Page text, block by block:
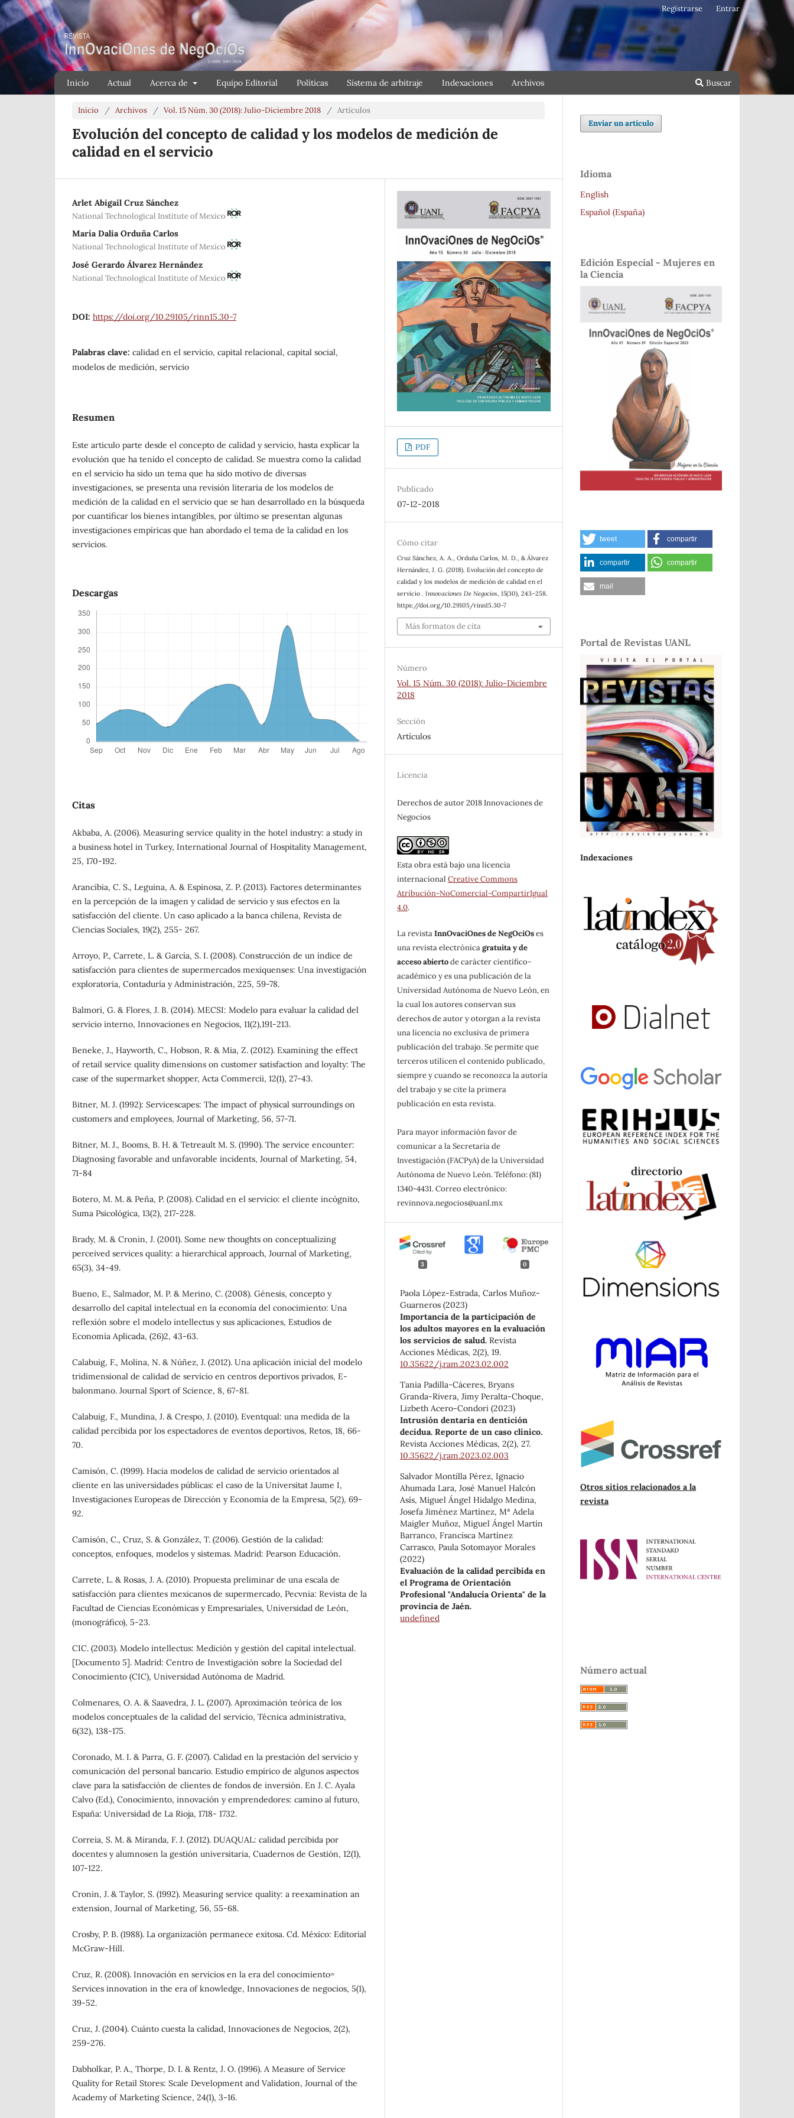
Inicio Actual Acerca de Equipo Editorial Políticas Sistema de arbitraje Indexaciones Archivos Buscar
Registrarse Entrar
Inicio / Archivos / Vol. 15 Núm. 30 (2018): Julio-Diciembre 2018 / Artículos
Evolución del concepto de calidad y los modelos de medición de
calidad en el servicio
Arlet Abigail Cruz Sánchez
National Technological Institute of Mexico
María Dalia Orduña Carlos
National Technological Institute of Mexico
José Gerardo Álvarez Hernández
National Technological Institute of Mexico
DOI: https://doi.org/10.29105/rinn15.30-7
Palabras clave: calidad en el servicio, capital relacional, capital social,
modelos de medición, servicio
Resumen
Este articulo parte desde el concepto de calidad y servicio, hasta explicar la
evolución que ha tenido el concepto de calidad. Se muestra como la calidad
en el servicio ha sido un tema que ha sido motivo de diversas
investigaciones, se presenta una revisión literaria de los modelos de
medición de la calidad en el servicio que se han desarrollado en la búsqueda
por cuantificar los bienes intangibles, por último se presentan algunas
investigaciones empíricas que han abordado el tema de la calidad en los
servicios.
Descargas
Citas
Akbaba, A. (2006). Measuring service quality in the hotel industry: a study in
a business hotel in Turkey, International Journal of Hospitality Management,
25, 170-192.
Arancibia, C. S., Leguina, A. & Espinosa, Z. P. (2013). Factores determinantes
en la percepción de la imagen y calidad de servicio y sus efectos en la
satisfacción del cliente. Un caso aplicado a la banca chilena, Revista de
Ciencias Sociales, 19(2), 255- 267.
Arroyo, P., Carrete, L. & García, S. I. (2008). Construcción de un índice de
satisfacción para clientes de supermercados mexiquenses: Una investigación
exploratoria, Contaduría y Administración, 225, 59-78.
Balmori, G. & Flores, J. B. (2014). MECSI: Modelo para evaluar la calidad del
servicio interno, Innovaciones en Negocios, 11(2),191-213.
Beneke, J., Hayworth, C., Hobson, R. & Mia, Z. (2012). Examining the effect
of retail service quality dimensions on customer satisfaction and loyalty: The
case of the supermarket shopper, Acta Commercii, 12(1), 27-43.
Bitner, M. J. (1992): Servicescapes: The impact of physical surroundings on
customers and employees, Journal of Marketing, 56, 57-71.
Bitner, M. J., Booms, B. H. & Tetreault M. S. (1990). The service encounter:
Diagnosing favorable and unfavorable incidents, Journal of Marketing, 54,
71-84
Botero, M. M. & Peña, P. (2008). Calidad en el servicio: el cliente incógnito,
Suma Psicológica, 13(2), 217-228.
Brady, M. & Cronin, J. (2001). Some new thoughts on conceptualizing
perceived services quality: a hierarchical approach, Journal of Marketing,
65(3), 34-49.
Bueno, E., Salmador, M. P. & Merino, C. (2008). Génesis, concepto y
desarrollo del capital intelectual en la economía del conocimiento: Una
reflexión sobre el modelo intellectus y sus aplicaciones, Estudios de
Economía Aplicada, (26)2, 43-63.
Calabuig, F., Molina, N. & Núñez, J. (2012). Una aplicación inicial del modelo
tridimensional de calidad de servicio en centros deportivos privados, E-
balonmano. Journal Sport of Science, 8, 67-81.
Calabuig, F., Mundina, J. & Crespo, J. (2010). Eventqual: una medida de la
calidad percibida por los espectadores de eventos deportivos, Retos, 18, 66-
70.
Camisón, C. (1999). Hacia modelos de calidad de servicio orientados al
cliente en las universidades públicas: el caso de la Universitat Jaume I,
Investigaciones Europeas de Dirección y Economía de la Empresa, 5(2), 69-
92.
Camisón, C., Cruz, S. & González, T. (2006). Gestión de la calidad:
conceptos, enfoques, modelos y sistemas. Madrid: Pearson Educación.
Carrete, L. & Rosas, J. A. (2010). Propuesta preliminar de una escala de
satisfacción para clientes mexicanos de supermercado, Pecvnia: Revista de la
Facultad de Ciencias Económicas y Empresariales, Universidad de León,
(monográfico), 5-23.
CIC. (2003). Modelo intellectus: Medición y gestión del capital intelectual.
[Documento 5]. Madrid: Centro de Investigación sobre la Sociedad del
Conocimiento (CIC), Universidad Autónoma de Madrid.
Colmenares, O. A. & Saavedra, J. L. (2007). Aproximación teórica de los
modelos conceptuales de la calidad del servicio, Técnica administrativa,
6(32), 138-175.
Coronado, M. I. & Parra, G. F. (2007). Calidad en la prestación del servicio y
comunicación del personal bancario. Estudio empírico de algunos aspectos
clave para la satisfacción de clientes de fondos de inversión. En J. C. Ayala
Calvo (Ed.), Conocimiento, innovación y emprendedores: camino al futuro,
España: Universidad de La Rioja, 1718- 1732.
Correia, S. M. & Miranda, F. J. (2012). DUAQUAL: calidad percibida por
docentes y alumnosen la gestión universitaria, Cuadernos de Gestión, 12(1),
107-122.
Cronin, J. & Taylor, S. (1992). Measuring service quality: a reexamination an
extension, Journal of Marketing, 56, 55-68.
Crosby, P. B. (1988). La organización permanece exitosa. Cd. México: Editorial
McGraw-Hill.
Cruz, R. (2008). Innovación en servicios en la era del conocimiento=
Services innovation in the era of knowledge, Innovaciones de negocios, 5(1),
39-52.
Cruz, J. (2004). Cuánto cuesta la calidad, Innovaciones de Negocios, 2(2),
259-276.
Dabholkar, P. A., Thorpe, D. I. & Rentz, J. O. (1996). A Measure of Service
Quality for Retail Stores: Scale Development and Validation, Journal of the
Academy of Marketing Science, 24(1), 3-16.
PDF
Publicado
07-12-2018
Cómo citar
Cruz Sánchez, A. A., Orduña Carlos, M. D., & Álvarez
Hernández, J. G. (2018). Evolución del concepto de
calidad y los modelos de medición de calidad en el
servicio .Innovaciones De Negocios,15(30), 243–258.
https://doi.org/10.29105/rinn15.30-7
Más formatos de cita
Número
Vol. 15 Núm. 30 (2018): Julio-Diciembre
2018
Sección
Artículos
Licencia
Derechos de autor 2018 Innovaciones de
Negocios
Esta obra está bajo una licencia
internacionalCreative Commons
Atribución-NoComercial-CompartirIgual
4.0.
La revistaInnOvaciOnes de NegOciOses
una revista electrónicagratuita y de
acceso abiertode carácter científico-
académico y es una publicación de la
Universidad Autónoma de Nuevo León, en
la cual los autores conservan sus
derechos de autor y otorgan a la revista
una licencia no exclusiva de primera
publicación del trabajo. Se permite que
terceros utilicen el contenido publicado,
siempre y cuando se reconozca la autoría
del trabajo y se cite la primera
publicación en esta revista.
Para mayor información favor de
comunicar a la Secretaria de
Investigación (FACPyA) de la Universidad
Autónoma de Nuevo León. Teléfono: (81)
1340-4431. Correo electrónico:
revinnova.negocios@uanl.mx
3 0
Paola López-Estrada, Carlos Muñoz-
Guarneros (2023)
Importancia de la participación de
los adultos mayores en la evaluación
los servicios de salud.Revista
Acciones Médicas,2(2),19.
10.35622/j.ram.2023.02.002
Tania Padilla-Cáceres, Bryans
Granda-Rivera, Jimy Peralta-Choque,
Lizbeth Acero-Condori (2023)
Intrusión dentaria en dentición
decidua. Reporte de un caso clínico.
Revista Acciones Médicas,2(2),27.
10.35622/j.ram.2023.02.003
Salvador Montilla Pérez, Ignacio
Ahumada Lara, José Manuel Halcón
Asís, Miguel Ángel Hidalgo Medina,
Josefa Jiménez Martínez, Mª Adela
Maigler Muñoz, Miguel Ángel Martín
Barranco, Francisca Martínez
Carrasco, Paula Sotomayor Morales
(2022)
Evaluación de la calidad percibida en
el Programa de Orientación
Profesional "Andalucía Orienta" de la
provincia de Jaén.
undefined
Enviar un artículo
Idioma
English
Español (España)
Edición Especial - Mujeres en
la Ciencia
tweet compartir
compartir compartir
mail
Portal de Revistas UANL
Indexaciones
Otros sitios relacionados a la
revista
Número actual